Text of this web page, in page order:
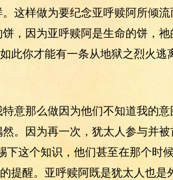
这样做为要纪念亚呼赎阿所倾
，因为亚呼赎阿是生命的饼，
此你才能有一条从地狱之烈火
意那么做因为他们不知道我的
。因为再一次，犹太人参与并
提醒。亚呼赎阿既是犹太人也